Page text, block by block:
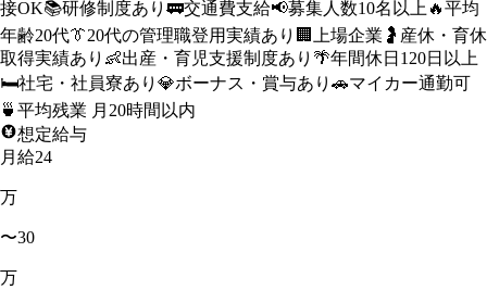
接OK📚研修制度あり 🚃交通費支給📢募集人数10名以上 🔥平均
年齢20代👔20代の管理職登用実績あり 🏢 上場企業 🤰 産休・育休
取得実績あり 👶出産・育児支援制度あり 🌴年間休日120日以上
🛏️社宅・社員寮あり 💎ボーナス・賞与あり 🚗マイカー通勤可
🍵 平均残業 月20時間以内
想定給与
月給24
万
〜30
万